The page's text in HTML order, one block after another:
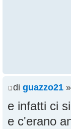
di guazzo21
e infatti ci
e c'erano